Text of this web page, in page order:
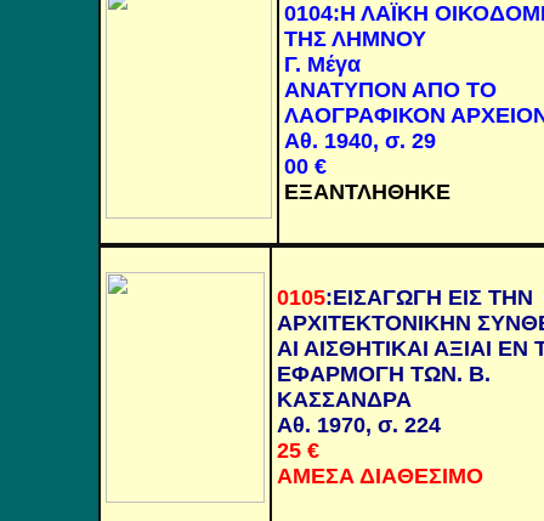
0104:Η ΛΑΪΚΗ
ΤΗΣ ΛΗΜΝΟΥ
Γ. Μέγα
ΑΝΑΤΥΠΟΝ ΑΠΟ ΤΟ
ΛΑΟΓΡΑΦΙΚΟΝ
Αθ. 1940, σ. 29
00 €
ΕΞΑΝΤΛΗΘΗΚΕ
0105:ΕΙΣΑΓΩΓΗ ΕΙΣ ΤΗΝ
ΑΡΧΙΤΕΚΤΟΝΙΚΗΝ
ΑΙ ΑΙΣΘΗΤΙΚΑΙ ΑΞΙΑΙ ΕΝ
ΕΦΑΡΜΟΓΗ ΤΩΝ. Β.
ΚΑΣΣΑΝΔΡΑ
Αθ. 1970, σ. 224
25 €
ΑΜΕΣΑ ΔΙΑΘΕΣΙΜΟ